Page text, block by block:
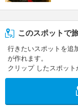
このスポットで
行きたいスポットを追
が作れます。
クリップ したスポット